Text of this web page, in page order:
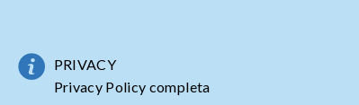
PRIVACY
Privacy Policy completa